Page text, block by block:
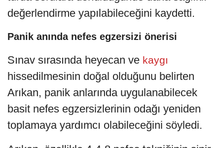
değerlendirme yapılabileceğini kaydetti.
Panik anında nefes egzersizi önerisi
Sınav sırasında heyecan ve kaygı
hissedilmesinin doğal olduğunu belirten
Arıkan, panik anlarında uygulanabilecek
basit nefes egzersizlerinin odağı yeniden
toplamaya yardımcı olabileceğini söyledi.